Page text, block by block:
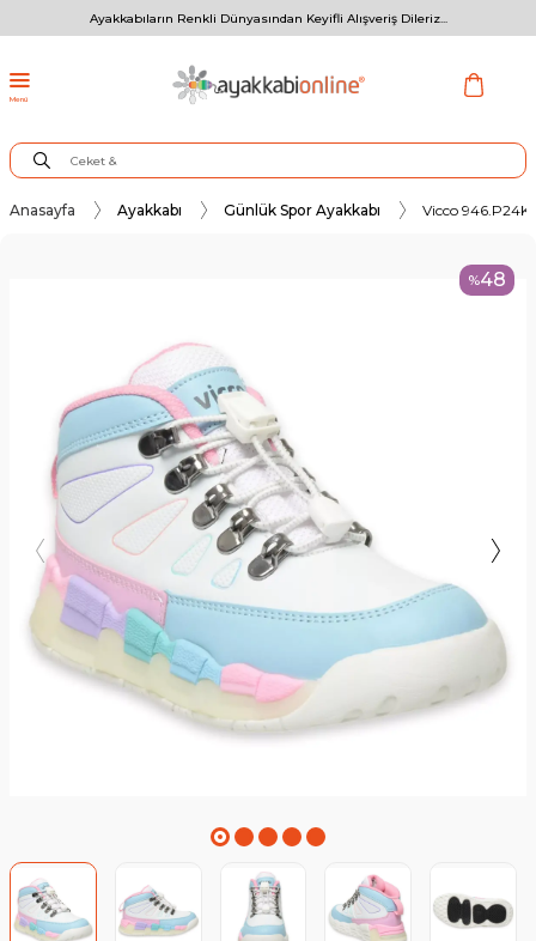
Ayakkabıların Renkli Dünyasından Keyifli Alışveriş Dileriz...
Menü
Anasayfa Ayakkabı Günlük Spor Ayakkabı Vicco
%48